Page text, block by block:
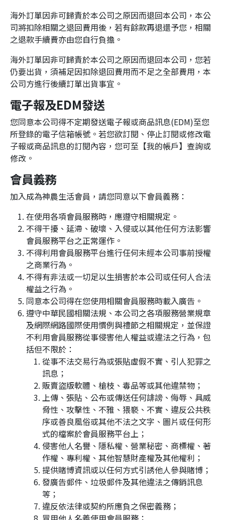
海外訂單因非可歸責於本公司之原因而退回本公司，本公
司將扣除相關之退回費用後，若有餘款再退還予您，相關
之退款手續費亦由您自行負擔。
海外訂單因非可歸責於本公司之原因而退回本公司，您若
仍要出貨，須補足因扣除退回費用而不足之全部費用，本
公司方進行後續訂單出貨事宜。
電子報及EDM發送
您同意本公司得不定期發送電子報或商品訊息(EDM)至您
所登錄的電子信箱帳號。若您欲訂閱、停止訂閱或修改電
子報或商品訊息的訂閱內容，您可至【我的帳戶】查詢或
修改。
會員義務
加入成為神農生活會員，請您同意以下會員義務：
在使用各項會員服務時，應遵守相關規定。
不得干擾、延滯、破壞、入侵或以其他任何方法影響
會員服務平台之正常運作。
不得利用會員服務平台進行任何未經本公司事前授權
之商業行為。
不得有非法或一切足以生損害於本公司或任何人合法
權益之行為。
同意本公司得在您使用相關會員服務時載入廣告。
遵守中華民國相關法規、本公司之各項服務營業規章
及網際網路國際使用慣例與禮節之相關規定，並保證
不利用會員服務從事侵害他人權益或違法之行為，包
括但不限於：
從事不法交易行為或張貼虛假不實、引人犯罪之
訊息；
販賣盜版軟體、槍枝、毒品等或其他違禁物；
上傳、張貼、公布或傳送任何誹謗、侮辱、具威
脅性、攻擊性、不雅、猥褻、不實、違反公共秩
序或善良風俗或其他不法之文字、圖片或任何形
式的檔案於會員服務平台上；
侵害他人名譽、隱私權、營業秘密、商標權、著
作權、專利權、其他智慧財產權及其他權利；
提供賭博資訊或以任何方式引誘他人參與賭博；
發廣告郵件、垃圾郵件及其他違法之傳銷訊息
等；
違反依法律或契約所應負之保密義務；